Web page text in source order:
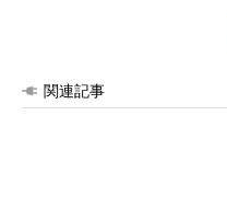
関連記事